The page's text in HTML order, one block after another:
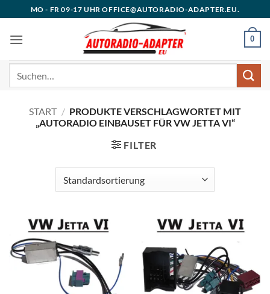
Inhalt
springen
MO - FR 09-17 UHR OFFICE@AUTORADIO-ADAPTER.EU.
0
START / PRODUKTE VERSCHLAGWORTET MIT
„AUTORADIO EINBAUSET FÜR VW JETTA VI“
FILTER